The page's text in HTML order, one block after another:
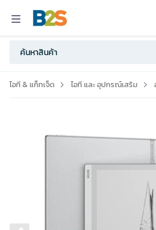
ไอที & แก็ทเจ็ด ไอที และ อุปกรณ์เสริม